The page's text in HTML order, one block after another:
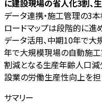
に建設現場の省人化3割、
データ連携・施工管理の3本
ロードマップは段階的に進
データ活用、中期10年で
年で大規模現場の自動施
割減となる生産年齢人口減
設業の労働生産性向上を担
サマリー